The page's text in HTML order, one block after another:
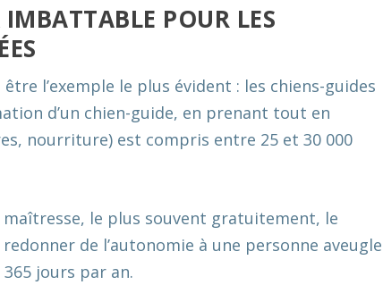
POUR LES
l’exemple le plus évident : les chiens-guides
d’un chien-guide, en prenant tout en
nourriture) est compris entre 25 et 30 000
le plus souvent gratuitement, le
de l’autonomie à une personne aveugle
jours par an.